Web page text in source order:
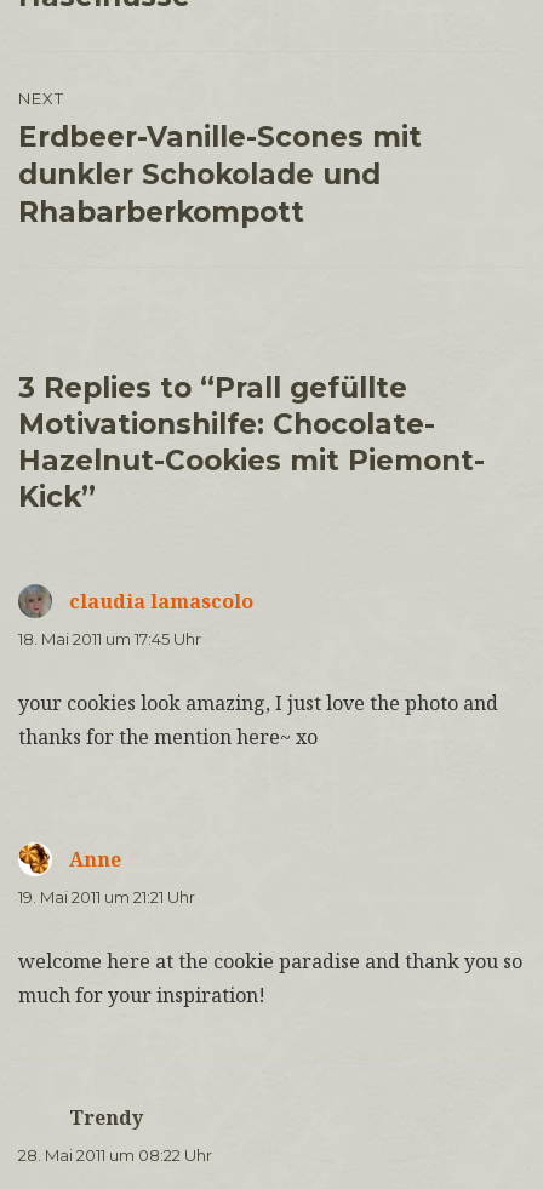
NEXT
Next
post:
Erdbeer-Vanille-Scones mit
dunkler Schokolade und
Rhabarberkompott
3 Replies to “Prall gefüllte
Motivationshilfe: Chocolate-
Hazelnut-Cookies mit Piemont-
Kick”
claudia lamascolo
18. Mai 2011 um 17:45 Uhr
your cookies look amazing, I just love the photo and
thanks for the mention here~ xo
Anne
19. Mai 2011 um 21:21 Uhr
welcome here at the cookie paradise and thank you so
much for your inspiration!
Trendysagt:
28. Mai 2011 um 08:22 Uhr